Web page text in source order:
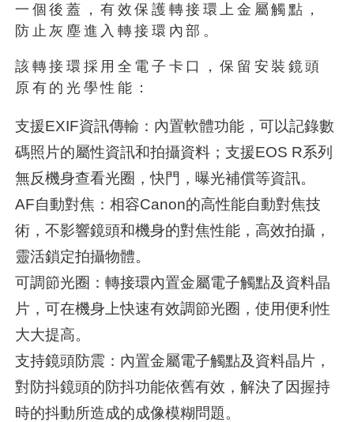
一個後蓋，有效保護轉接環上金屬觸點，
防止灰塵進入轉接環內部。
該轉接環採用全電子卡口，保留安裝鏡頭
原有的光學性能：
支援EXIF資訊傳輸：內置軟體功能，可以記錄數
碼照片的屬性資訊和拍攝資料；支援EOS R系列
無反機身查看光圈，快門，曝光補償等資訊。
AF自動對焦：相容Canon的高性能自動對焦技
術，不影響鏡頭和機身的對焦性能，高效拍攝，
靈活鎖定拍攝物體。
可調節光圈：轉接環內置金屬電子觸點及資料晶
片，可在機身上快速有效調節光圈，使用便利性
大大提高。
支持鏡頭防震：內置金屬電子觸點及資料晶片，
對防抖鏡頭的防抖功能依舊有效，解決了因握持
時的抖動所造成的成像模糊問題。